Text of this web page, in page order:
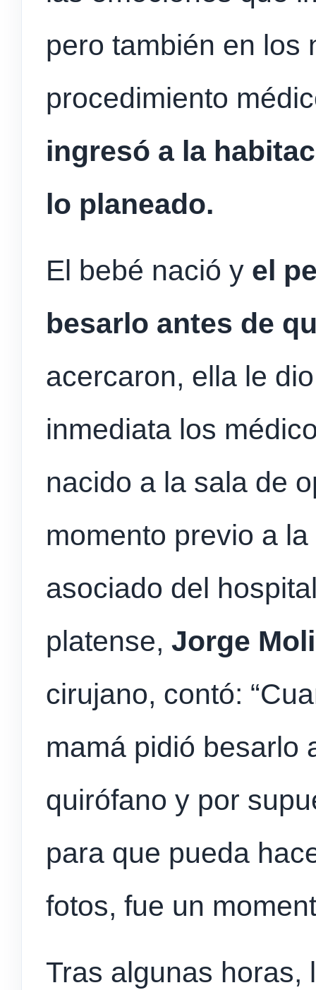
pero también en los
procedimiento
ingresó a la
lo planeado.
El bebé nació y el
besarlo antes de
acercaron, ella le
inmediata los
nacido a la sala de
momento previo a
asociado del
platense, Jorge
cirujano, contó:
mamá pidió besarlo
quirófano y por
para que pueda
fotos, fue un
Tras algunas horas,